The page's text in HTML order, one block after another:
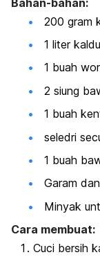
200 gram
1 liter
1 buah
2 siung
1 buah
seledri
1 buah
Garam
Minyak
Cara membuat:
Cuci bersih